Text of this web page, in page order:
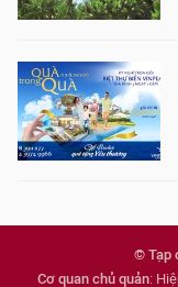
© Tạp
Cơ quan chủ quản: